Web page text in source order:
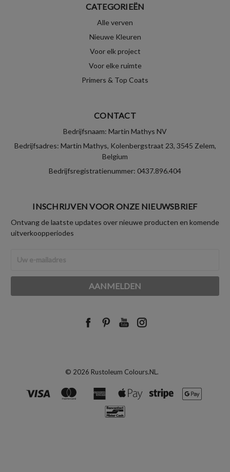
CATEGORIEËN
Alle verven
Nieuwe Kleuren
Voor elk project
Voor elke ruimte
Primers & Top Coats
CONTACT
Bedrijfsnaam: Martin Mathys NV
Bedrijfsadres: Martin Mathys, Kolenbergstraat 23, 3545 Zelem,
Belgium
Bedrijfsregistratienummer: 0437.896.404
INSCHRIJVEN VOOR ONZE NIEUWSBRIEF
Ontvang de laatste updates over nieuwe producten en komende
uitverkoopperiodes
mailadres
© 2026 Rustoleum Colours.NL.